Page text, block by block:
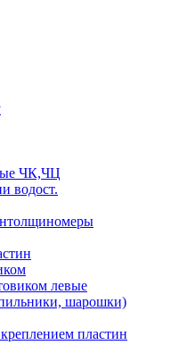
ЧК,ЧЦ
водост.
левые
шарошки)
пластин